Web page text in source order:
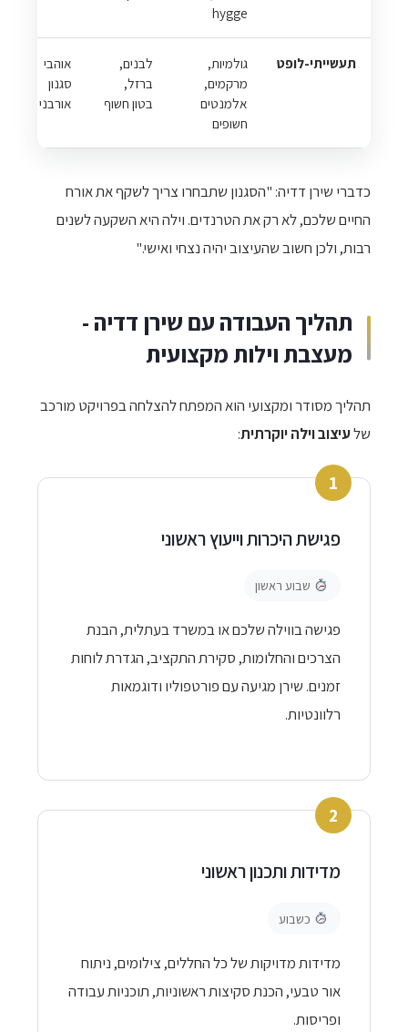
hygge
תעשייתי-לופט
גולמיות,
מרקמים,
אלמנטים
חשופים
לבנים,
ברזל,
בטון חשוף
אוהבי
סגנון
אורבני
כדברי שירן דדיה: "הסגנון שתבחרו צריך לשקף את אורח
החיים שלכם, לא רק את הטרנדים. וילה היא השקעה לשנים
רבות, ולכן חשוב שהעיצוב יהיה נצחי ואישי."
תהליך העבודה עם שירן דדיה -
מעצבת וילות מקצועית
תהליך מסודר ומקצועי הוא המפתח להצלחה בפרויקט מורכב
שלעיצוב וילה יוקרתית:
1
פגישת היכרות וייעוץ ראשוני
שבוע ראשון
פגישה בווילה שלכם או במשרד בעתלית, הבנת
הצרכים והחלומות, סקירת התקציב, הגדרת לוחות
זמנים. שירן מגיעה עם פורטפוליו ודוגמאות
רלוונטיות.
2
מדידות ותכנון ראשוני
כשבוע
מדידות מדויקות של כל החללים, צילומים, ניתוח
אור טבעי, הכנת סקיצות ראשוניות, תוכניות עבודה
ופריסות.